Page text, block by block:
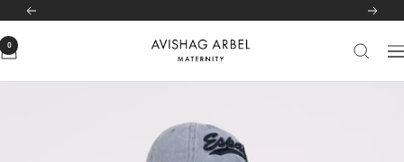
הקודם הבא
ניווט
Avishag
0